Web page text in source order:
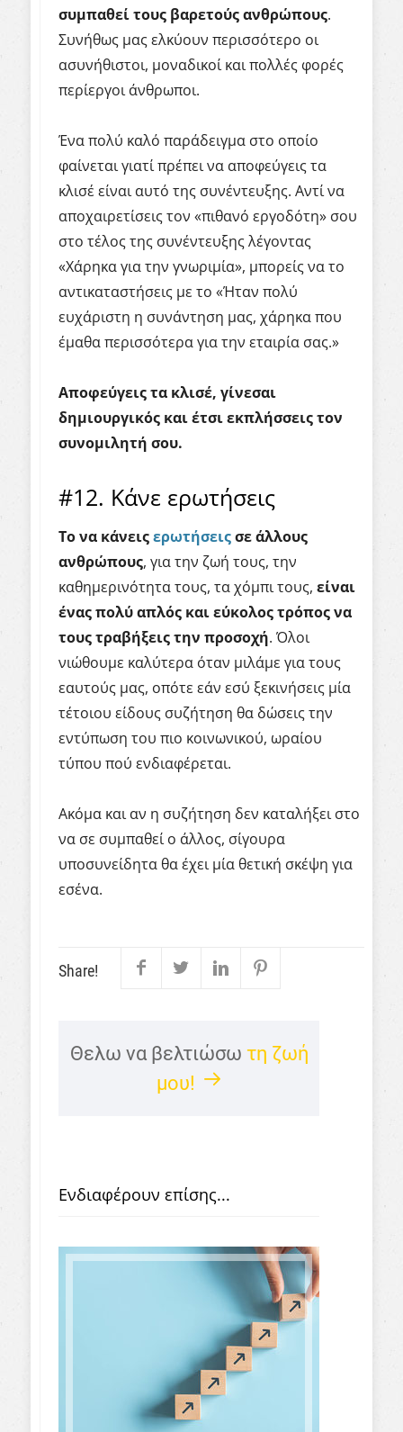
συμπαθεί τους βαρετούς ανθρώπους.
Συνήθως μας ελκύουν περισσότερο οι
ασυνήθιστοι, μοναδικοί και πολλές φορές
περίεργοι άνθρωποι.
Ένα πολύ καλό παράδειγμα στο οποίο
φαίνεται γιατί πρέπει να αποφεύγεις τα
κλισέ είναι αυτό της συνέντευξης. Αντί να
αποχαιρετίσεις τον «πιθανό εργοδότη» σου
στο τέλος της συνέντευξης λέγοντας
«Χάρηκα για την γνωριμία», μπορείς να το
αντικαταστήσεις με το «Ήταν πολύ
ευχάριστη η συνάντηση μας, χάρηκα που
έμαθα περισσότερα για την εταιρία σας.»
Αποφεύγεις τα κλισέ, γίνεσαι
δημιουργικός και έτσι εκπλήσσεις τον
συνομιλητή σου.
#12. Κάνε ερωτήσεις
Το να κάνειςερωτήσειςσε άλλους
ανθρώπους, για την ζωή τους, την
καθημερινότητα τους, τα χόμπι τους, είναι
ένας πολύ απλός και εύκολος τρόπος να
τους τραβήξεις την προσοχή. Όλοι
νιώθουμε καλύτερα όταν μιλάμε για τους
εαυτούς μας, οπότε εάν εσύ ξεκινήσεις μία
τέτοιου είδους συζήτηση θα δώσεις την
εντύπωση του πιο κοινωνικού, ωραίου
τύπου πού ενδιαφέρεται.
Ακόμα και αν η συζήτηση δεν καταλήξει στο
να σε συμπαθεί ο άλλος, σίγουρα
υποσυνείδητα θα έχει μία θετική σκέψη για
εσένα.
Share!
Θελω να βελτιώσω τη ζωή
μου!
Ενδιαφέρουν επίσης...